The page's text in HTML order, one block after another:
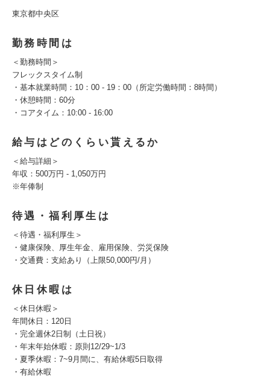
東京都中央区
勤務時間は
＜勤務時間＞
フレックスタイム制
・基本就業時間：10：00 - 19：00（所定労働時間：8時間）
・休憩時間：60分
・コアタイム：10:00 - 16:00
給与はどのくらい貰えるか
＜給与詳細＞
年収：500万円 - 1,050万円
※年俸制
待遇・福利厚生は
＜待遇・福利厚生＞
・健康保険、厚生年金、雇用保険、労災保険
・交通費：支給あり（上限50,000円/月）
休日休暇は
＜休日休暇＞
年間休日：120日
・完全週休2日制（土日祝）
・年末年始休暇：原則12/29~1/3
・夏季休暇：7~9月間に、有給休暇5日取得
・有給休暇